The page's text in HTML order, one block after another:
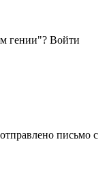
гении"? Войти
письмо с